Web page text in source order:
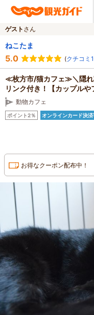
ゲスト さん
ねこたま
5.0 (クチコミ
≪枚方市/猫カフェ≫＼隠れ
リンク付き！【カップルや
動物カフェ
ポイント2％ オンラインカード決済
お得なクーポン配布中！